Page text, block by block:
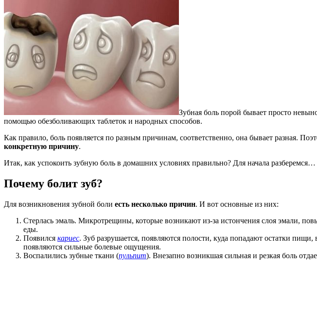
Зубная боль порой бывает просто
помощью обезболивающих таблеток и народных способов.
Как правило, боль появляется по разным причинам, соответственно, она бывает разная.
конкретную причину.
Итак, как успокоить зубную боль в домашних условиях правильно? Для начала разберемся…
Почему болит зуб?
Для возникновения зубной боли есть несколько причин. И вот основные из них:
Стерлась эмаль. Микротрещины, которые возникают из-за истончения слоя эмали,
еды.
Появился кариес. Зуб разрушается, появляются полости, куда попадают остатки
появляются сильные болевые ощущения.
Воспалились зубные ткани (пульпит). Внезапно возникшая сильная и резкая боль